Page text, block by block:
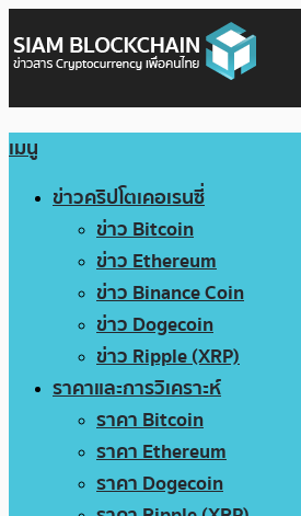
เมนู
ข่าวคริปโตเคอเรนซี่
ข่าว Bitcoin
ข่าว Ethereum
ข่าว Binance Coin
ข่าว Dogecoin
ข่าว Ripple (XRP)
ราคาและการวิเคราะห์
ราคา Bitcoin
ราคา Ethereum
ราคา Dogecoin